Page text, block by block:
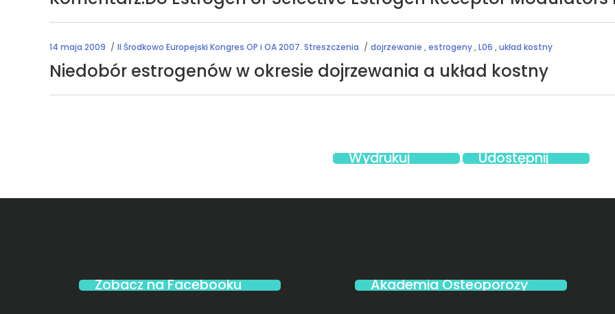
14 maja 2009 II Środkowo Europejski Kongres OP i OA 2007. Streszczenia dojrzewanie ,estrogeny,L06 ,układ kostny
Niedobór estrogenów w okresie dojrzewania a układ kostny
Wydrukuj Udostępnij
Zobacz na Facebooku Akademia Osteoporozy